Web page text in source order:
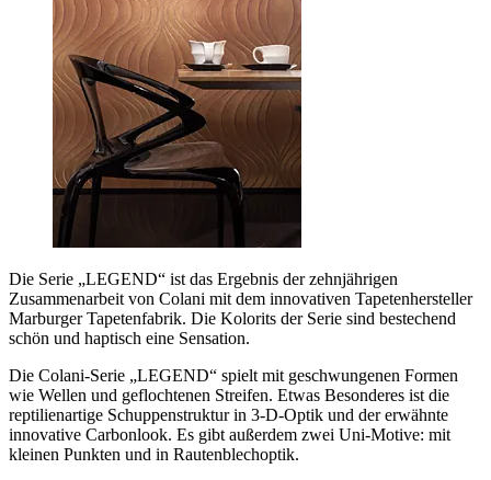
Die Serie „LEGEND“ ist das Ergebnis der zehnjährigen
Zusammenarbeit von Colani mit dem innovativen Tapetenhersteller
Marburger Tapetenfabrik. Die Kolorits der Serie sind bestechend
schön und haptisch eine Sensation.
Die Colani-Serie „LEGEND“ spielt mit geschwungenen Formen
wie Wellen und geflochtenen Streifen. Etwas Besonderes ist die
reptilienartige Schuppenstruktur in 3-D-Optik und der erwähnte
innovative Carbonlook. Es gibt außerdem zwei Uni-Motive: mit
kleinen Punkten und in Rautenblechoptik.